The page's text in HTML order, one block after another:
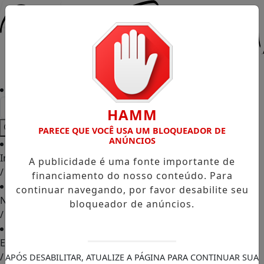
Início
/
Notícias
/
Eusébio
/
HAMM
PARECE QUE VOCÊ USA UM BLOQUEADOR DE
ANÚNCIOS
A publicidade é uma fonte importante de
financiamento do nosso conteúdo. Para
continuar navegando, por favor desabilite seu
bloqueador de anúncios.
APÓS DESABILITAR, ATUALIZE A PÁGINA PARA CONTINUAR SUA